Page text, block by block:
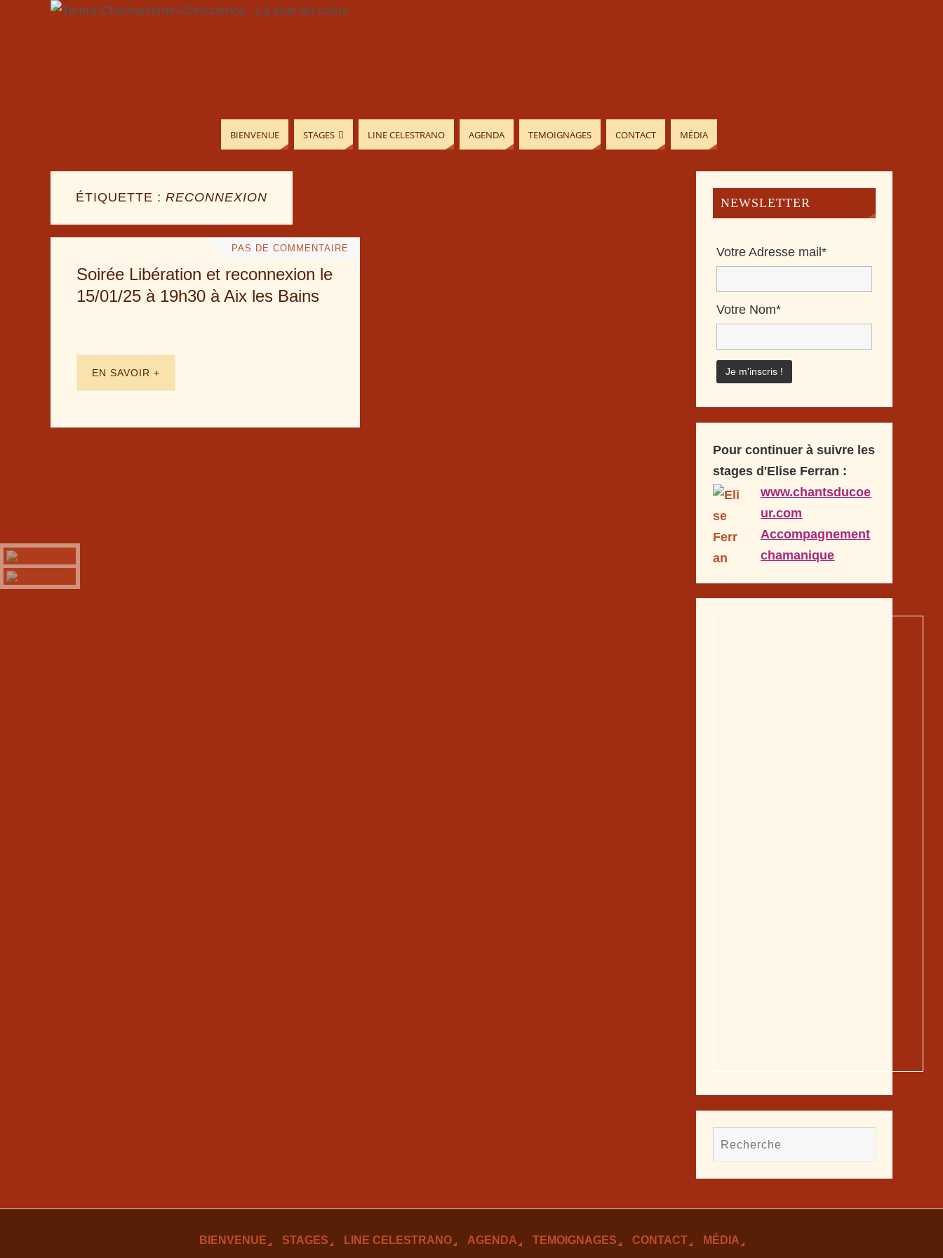
BIENVENUE STAGES LINE CELESTRANO AGENDA TEMOIGNAGES CONTACT MÉDIA
ÉTIQUETTE : RECONNEXION
PAS DE COMMENTAIRE
Soirée Libération et reconnexion le
15/01/25 à 19h30 à Aix les Bains
EN SAVOIR +
NEWSLETTER
Votre Adresse mail*
Votre Nom*
Pour continuer à suivre les
stages d'Elise Ferran :
www.chantsducoe
ur.com
Accompagnement
chamanique
BIENVENUE STAGES LINE CELESTRANO AGENDA TEMOIGNAGES CONTACT MÉDIA